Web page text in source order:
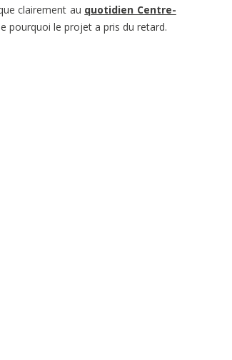
clairement au quotidien Centre-
pourquoi le projet a pris du retard.